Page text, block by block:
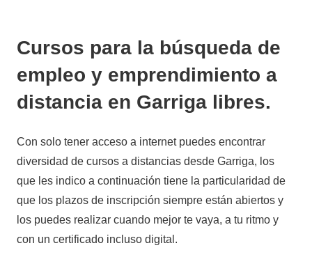
Cursos para la búsqueda de
empleo y emprendimiento a
distancia en Garriga libres.
Con solo tener acceso a internet puedes encontrar
diversidad de cursos a distancias desde Garriga, los
que les indico a continuación tiene la particularidad de
que los plazos de inscripción siempre están abiertos y
los puedes realizar cuando mejor te vaya, a tu ritmo y
con un certificado incluso digital.